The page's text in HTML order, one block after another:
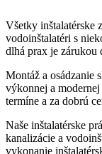
Všetky inštalatérske
vodoinštalatéri s
dlhá prax je zárukou
Montáž a osádzanie
výkonnej a
termíne a za dobrú
Naše inštalatérske
kanalizácie a
vykonanie